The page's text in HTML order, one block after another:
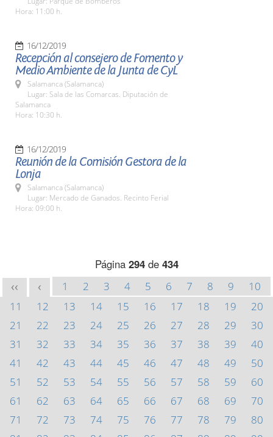
Hora: 11:00 h.
16/12/2019
Recepción al consejero de Fomento y
Medio Ambiente de la Junta de CyL
Salamanca (Salamanca)
Lugar: Sala de las Comarcas. Diputación de
Salamanca
Hora: 10:30 h.
16/12/2019
Reunión de la Comisión Gestora de la
Lonja
Salamanca (Salamanca)
Lugar: Mercado de Ganados. Recinto Ferial
Hora: 09:00 h.
Página 294de 434
<< < 1 2 3 4 5 6 7 8 9
10
11
12 13 14 15 16 17 18 19
20
21
22 23 24 25 26 27 28 29
30
31
32 33 34 35 36 37 38 39
40
41
42 43 44 45 46 47 48 49
50
51
52 53 54 55 56 57 58 59
60
61
62 63 64 65 66 67 68 69
70
71
72 73 74 75 76 77 78 79
80